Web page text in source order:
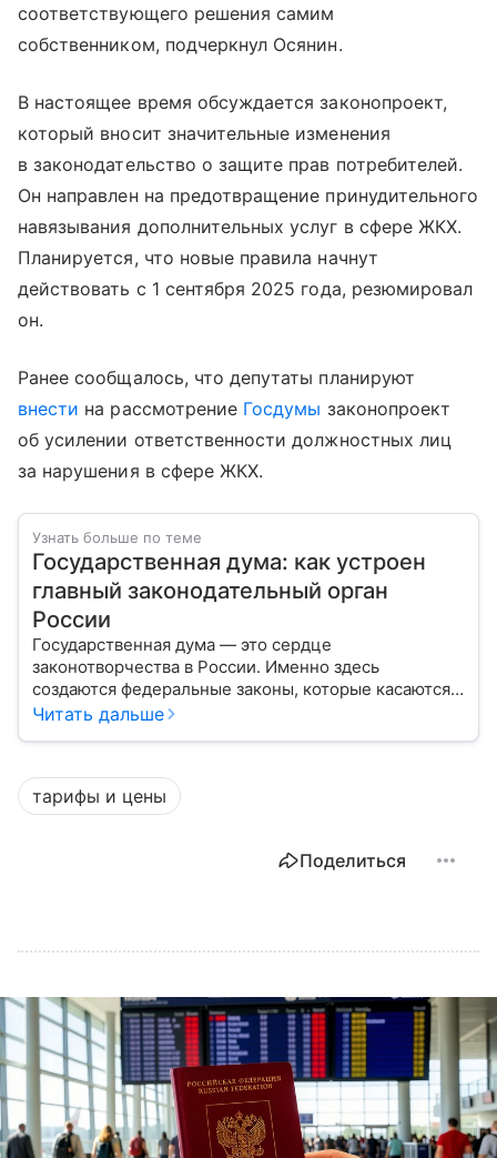
соответствующего решения самим
собственником, подчеркнул Осянин.
В настоящее время обсуждается законопроект,
который вносит значительные изменения
в законодательство о защите прав потребителей.
Он направлен на предотвращение принудительного
навязывания дополнительных услуг в сфере ЖКХ.
Планируется, что новые правила начнут
действовать с 1 сентября 2025 года, резюмировал
он.
Ранее сообщалось, что депутаты планируют
внести на рассмотрение Госдумы законопроект
об усилении ответственности должностных лиц
за нарушения в сфере ЖКХ.
Узнать больше по теме
Государственная дума: как устроен
главный законодательный орган
России
Государственная дума — это сердце
законотворчества в России. Именно здесь
создаются федеральные законы, которые касаются
жизни каждого гражданина: от образования и
Читать дальше
тарифы и цены
Поделиться